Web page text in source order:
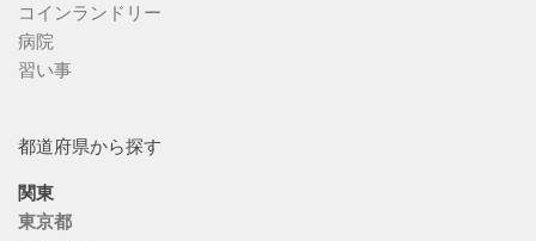
コインランドリー
病院
習い事
都道府県から探す
関東
東京都